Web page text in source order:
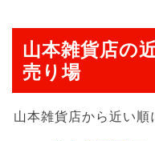
山本雑貨店の
売り場
山本雑貨店から近い順